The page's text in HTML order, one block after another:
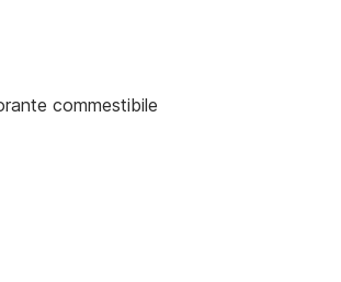
commestibile